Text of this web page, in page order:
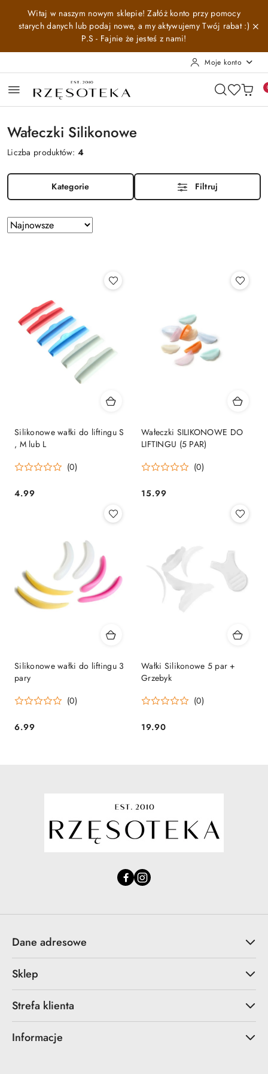
Przejdź do treści głównej
Przejdź do wyszukiwarki
Przejdź do moje konto
Przejdź do menu głównego
Przejdź do stopki
Witaj w naszym nowym sklepie! Załóż konto przy pomocy
starych danych lub podaj nowe, a my aktywujemy Twój rabat :)
P.S - Fajnie że jesteś z nami!
Moje konto
Wałeczki Silikonowe
Liczba produktów:4
Kategorie Filtruj
Zastosowano
sortowanie:
Sortuj
według
Silikonowe wałki do liftingu S
, M lub L
(0)
Cena:
4.99
Wałeczki SILIKONOWE DO
LIFTINGU (5 PAR)
(0)
Cena:
15.99
Silikonowe wałki do liftingu 3
pary
(0)
Cena:
6.99
Wałki Silikonowe 5 par +
Grzebyk
(0)
Cena:
19.90
Dane adresowe
Sklep
Strefa klienta
Informacje